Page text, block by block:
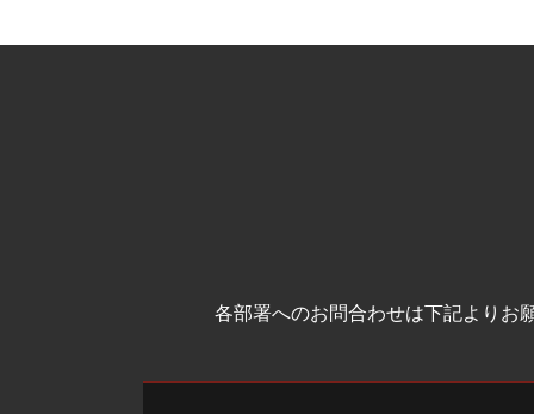
各部署へのお問合わせは下記よりお